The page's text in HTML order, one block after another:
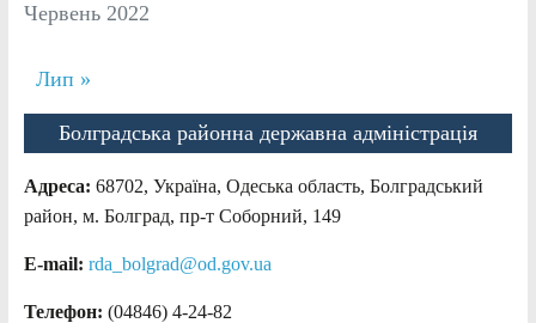
Червень 2022
Лип »
Болградська районна державна адміністрація
Адреса: 68702, Україна, Одеська область, Болградський
район, м. Болград, пр-т Соборний, 149
E-mail: rda_bolgrad@od.gov.ua
Телефон: (04846) 4-24-82